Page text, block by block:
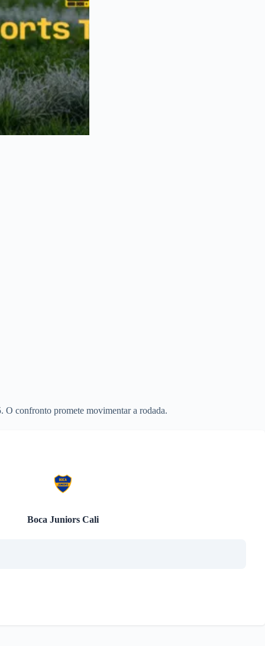
confronto promete movimentar a rodada.
Boca Juniors Cali